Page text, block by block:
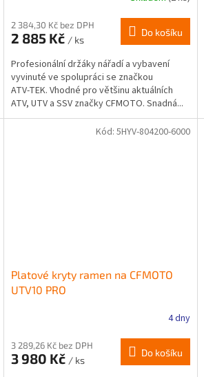
2 384,30 Kč bez DPH
2 885 Kč / ks
Do košíku
Profesionální držáky nářadí a vybavení
vyvinuté ve spolupráci se značkou
ATV‑TEK. Vhodné pro většinu aktuálních
ATV, UTV a SSV značky CFMOTO. Snadná...
Platové kryty ramen na CFMOTO
UTV10 PRO
4 dny
3 289,26 Kč bez DPH
3 980 Kč / ks
Do košíku
Kód: 5HYV-804200-6000